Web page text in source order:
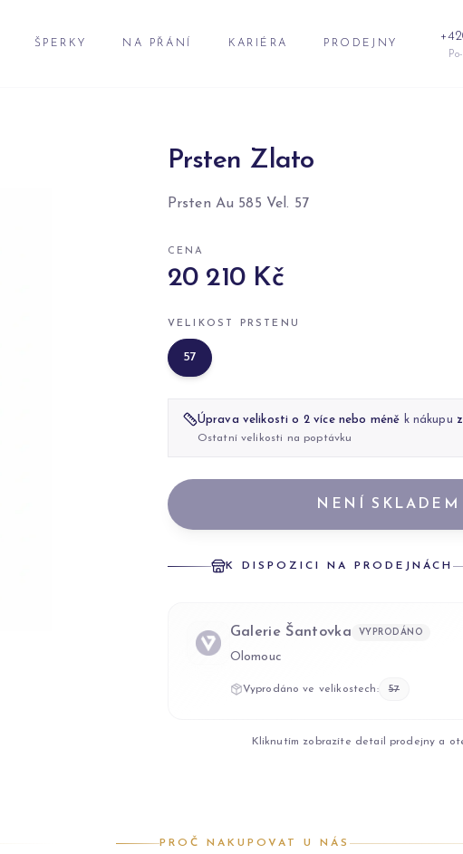
ŠPERKY NA PŘÁNÍ KARIÉRA PRODEJNY
Prsten Zlato
Prsten Au 585 Vel. 57
CENA
20 210 Kč
VELIKOST PRSTENU
57
Úprava velikosti o 2 více nebo méně k nákupu
Ostatní velikosti na poptávku
NENÍ SKLADEM
K DISPOZICI NA PRODEJNÁCH
Galerie Šantovka VYPRODÁNO
Olomouc
Vyprodáno ve velikostech: 57
Kliknutím zobrazíte detail prodejny a
PROČ NAKUPOVAT U NÁS